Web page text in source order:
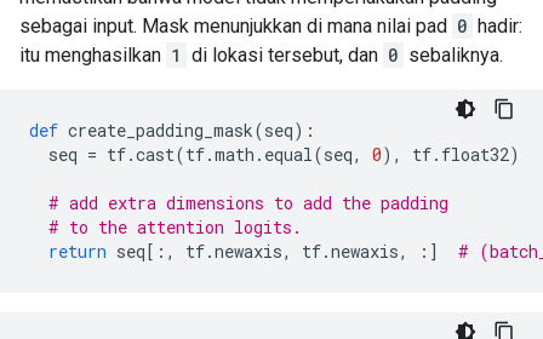
sebagai input. Mask menunjukkan di mana nilai pad 0 hadir:
itu menghasilkan 1 di lokasi tersebut, dan 0 sebaliknya.
def create_padding_mask(seq):
seq = tf.cast(tf.math . equal(seq, 0), tf. float32)
# add extra dimensions to add the padding
# to the attention logits.
return seq[:, tf.newaxis, tf.newaxis, :] #